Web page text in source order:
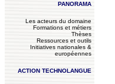
PANORAMA
Les acteurs du domaine
Formations et métiers
Thèses
Ressources et outils
Initiatives nationales &
européennes
ACTION TECHNOLANGUE